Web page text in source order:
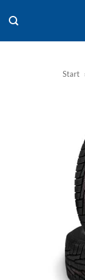
Inhalt
springen
Start